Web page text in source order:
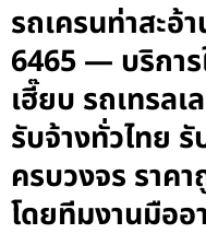
รถเครนท่าสะอ้
6465 — บริการ
เฮี๊ยบ รถเทรล
รับจ้างทั่วไทย
ครบวงจร ราค
โดยทีมงานมืออ